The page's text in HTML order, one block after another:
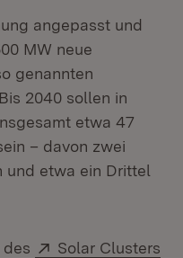
angepasst und
MW neue
ge­nannten
2040 sollen in
etwa 47
– davon zwei
und etwa ein Drittel
Extern:
Solar Clusters